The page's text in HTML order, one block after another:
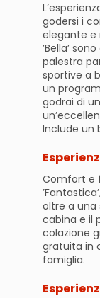
godersi i
elegante e
’Bella’
palestra
sportive a
un
godrai di
Include un
Comfort e
oltre a una
cabina e il
colazione
gratuita in
famiglia.